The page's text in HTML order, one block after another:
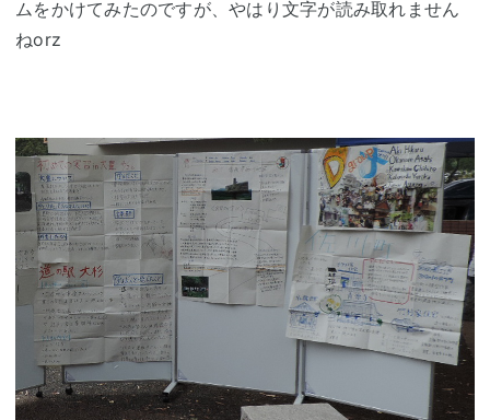
ムをかけてみたのですが、やはり文字が読み取れません
ねorz